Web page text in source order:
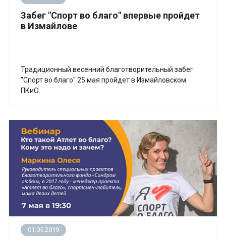
Забег "Спорт во благо" впервые пройдет
в Измайлове
Традиционный весенний благотворительный забег
"Спорт во благо" 25 мая пройдет в Измайловском
ПКиО.
01.05.2019